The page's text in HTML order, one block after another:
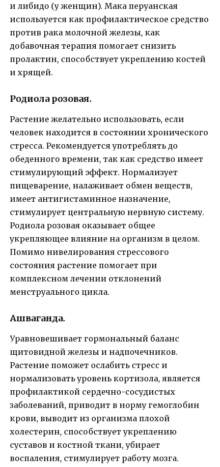
и либидо (у женщин). Мака перуанская
используется как профилактическое средство
против рака молочной железы, как
добавочная терапия помогает снизить
пролактин, способствует укреплению костей
и хрящей.
Родиола розовая.
Растение желательно использовать, если
человек находится в состоянии хронического
стресса. Рекомендуется употреблять до
обеденного времени, так как средство имеет
стимулирующий эффект. Нормализует
пищеварение, налаживает обмен веществ,
имеет антигистаминное назначение,
стимулирует центральную нервную систему.
Родиола розовая оказывает общее
укрепляющее влияние на организм в целом.
Помимо нивелирования стрессового
состояния растение помогает при
комплексном лечении отклонений
менструального цикла.
Ашваганда.
Уравновешивает гормональный баланс
щитовидной железы и надпочечников.
Растение поможет ослабить стресс и
нормализовать уровень кортизола, является
профилактикой сердечно-сосудистых
заболеваний, приводит в норму гемоглобин
крови, выводит из организма плохой
холестерин, способствует укреплению
суставов и костной ткани, убирает
воспаления, стимулирует работу мозга.